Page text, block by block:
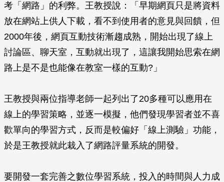
考「網路」的利弊。王教授說：「早期網頁只是將資料
放在網站上供人下載，看不到使用者的意見與回饋，但
2000年後，網頁互動技術漸趨成熟，開始出現了線上
討論區、聊天室，互動就出現了，這讓我開始思索在網
路上是不是也能像在教室一樣的互動?」
王教授與兩位指導老師一起列出了20多種可以應用在
線上的學習策略，並逐一模擬，他們發現學習者並不喜
歡單向的學習方式，反而是較偏好「線上測驗」功能，
於是王教授就此栽入了網路評量系統的開發。
要開發一套完善之數位學習系統，投入的時間與人力成